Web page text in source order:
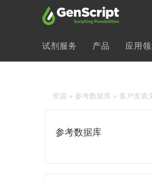
试剂服务 产品 应用
资源 » 参考数据库 » 客户发表
参考数据库